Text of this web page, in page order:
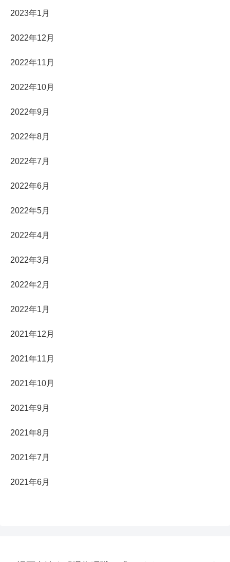
2023年1月
2022年12月
2022年11月
2022年10月
2022年9月
2022年8月
2022年7月
2022年6月
2022年5月
2022年4月
2022年3月
2022年2月
2022年1月
2021年12月
2021年11月
2021年10月
2021年9月
2021年8月
2021年7月
2021年6月